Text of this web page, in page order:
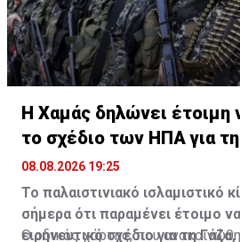
Η Χαμάς δηλώνει έτοιμη
το σχέδιο των ΗΠΑ για
08.08.2026 19:25
Το παλαιστινιακό ισλαμιστικό
σήμερα ότι παραμένει έτοιμο
ειρηνευτικό σχέδιο για τη
Ο οδικός χάρτης, που